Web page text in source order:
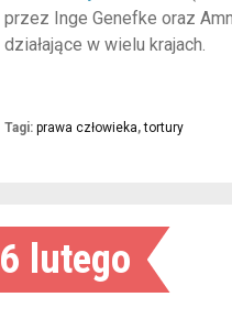
przez Inge Genefke oraz
działające w wielu krajach.
Tagi: prawa człowieka,tortury
6 lutego